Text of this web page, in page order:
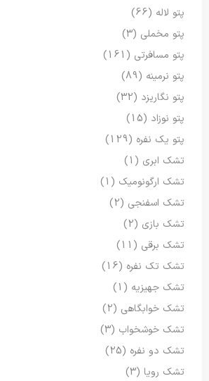
پتو لاله (66)
پتو مخملی (3)
پتو مسافرتی (161)
پتو نرمینه (89)
پتو نگاریزد (32)
پتو نوزاد (15)
پتو یک نفره (129)
تشک ابری (1)
تشک ارگونومیک (1)
تشک اسفنجی (2)
تشک بازی (2)
تشک برقی (11)
تشک تک نفره (16)
تشک جهیزیه (1)
تشک خوابگاهی (2)
تشک خوشخواب (3)
تشک دو نفره (25)
تشک رویا (3)